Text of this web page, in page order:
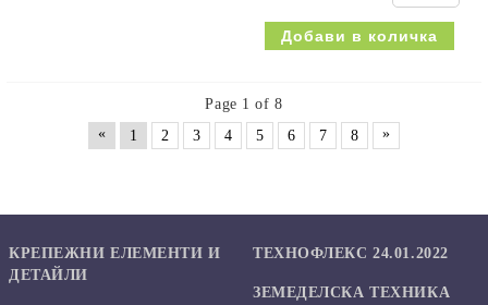
Page 1 of 8
«
1 2 3 4 5 6 7 8 »
КРЕПЕЖНИ ЕЛЕМЕНТИ И
ДЕТАЙЛИ
ТЕХНОФЛЕКС 24.01.2022
ЗЕМЕДЕЛСКА ТЕХНИКА